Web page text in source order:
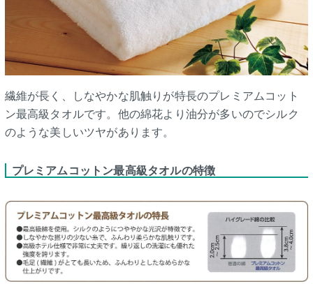
繊維が長く、しなやかな肌触りが特長のプレミアムコット
ン最高級タオルです。他の綿花より油分が多いのでシルク
のような美しいツヤがあります。
プレミアムコットン最高級タオルの特徴